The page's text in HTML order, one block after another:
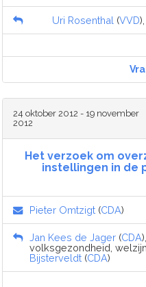
Uri Rosenthal (VVD),
24 oktober 2012 - 19 november
2012
Het verzoek om
instellingen in de
Pieter Omtzigt (CDA)
Jan Kees de Jager (CDA),
volksgezondheid,
Bijsterveldt (CDA)